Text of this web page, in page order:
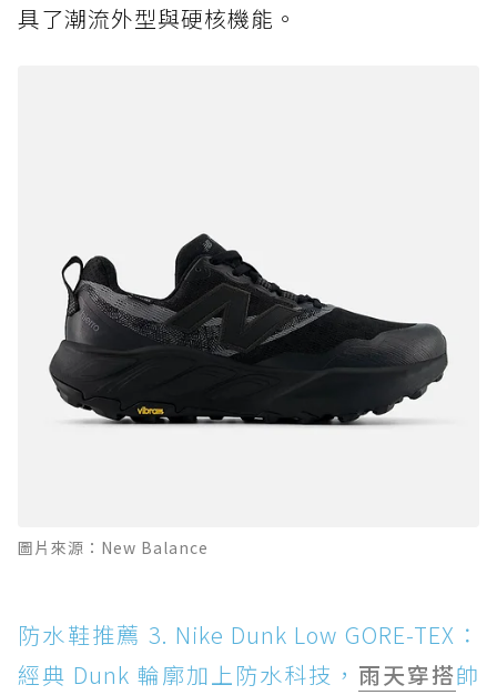
具了潮流外型與硬核機能。
圖片來源：New Balance
防水鞋推薦 3. Nike Dunk Low GORE-TEX：
經典 Dunk 輪廓加上防水科技， 雨天穿搭帥